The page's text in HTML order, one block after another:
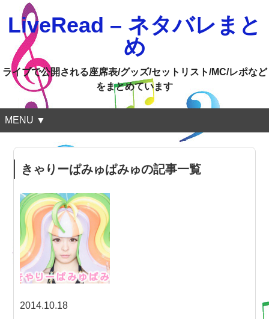
LiveRead – ネタバレまと
め
ライブで公開される座席表/グッズ/セットリスト/MC/レポなど
をまとめています
MENU ▼
きゃりーぱみゅぱみゅの記事一覧
2014.10.18